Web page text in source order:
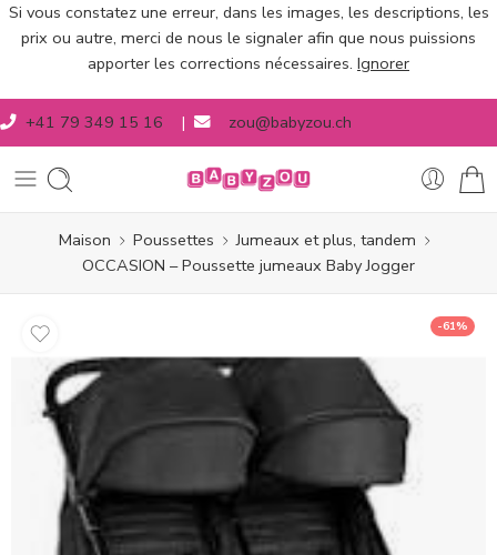
Si vous constatez une erreur, dans les images, les descriptions, les
prix ou autre, merci de nous le signaler afin que nous puissions
apporter les corrections nécessaires. Ignorer
+41 79 349 15 16 | zou@babyzou.ch
Maison Poussettes
Jumeaux et plus, tandem
OCCASION – Poussette jumeaux Baby Jogger
-61%